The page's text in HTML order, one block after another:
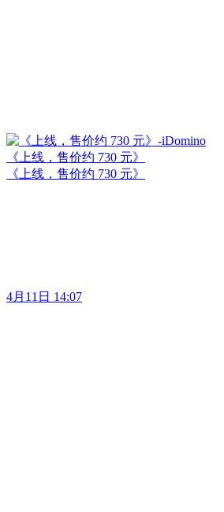
《上线，售价约 730 元》
《上线，售价约 730 元》
4月11日 14:07